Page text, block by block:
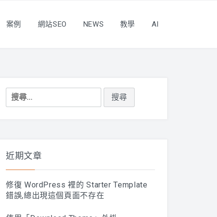
案例 網站SEO NEWS 教學 AI
搜
尋
近期文章
修復 WordPress 裡的 Starter Template
錯誤,總出現這個頁面不存在